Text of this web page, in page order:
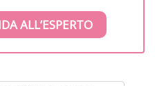
ALL’ESPERTO